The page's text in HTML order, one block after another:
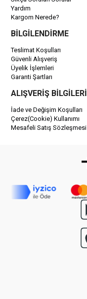
Yardım
Kargom Nerede?
BİLGİLENDİRME
Teslimat Koşulları
Güvenli Alışveriş
Üyelik İşlemleri
Garanti Şartları
ALIŞVERİŞ BİLGİLERİ
İade ve Değişim Koşulları
Çerez(Cookie) Kullanımı
Mesafeli Satış Sözleşmesi